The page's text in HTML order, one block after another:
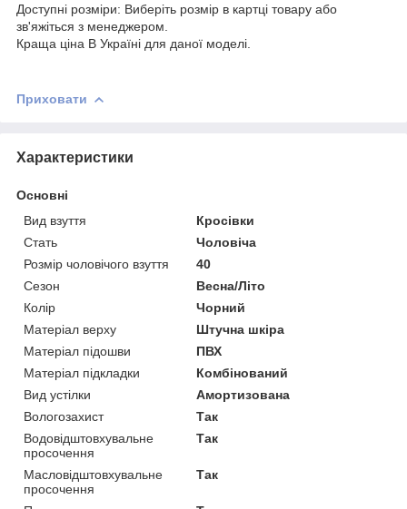
Доступні розміри: Виберіть розмір в картці товару або
зв'яжіться з менеджером.
Краща ціна В Україні для даної моделі.
Приховати
Характеристики
Основні
Вид взуття
Кросівки
Стать
Чоловіча
Розмір чоловічого взуття
40
Сезон
Весна/Літо
Колір
Чорний
Матеріал верху
Штучна шкіра
Матеріал підошви
ПВХ
Матеріал підкладки
Комбінований
Вид устілки
Амортизована
Вологозахист
Так
Водовідштовхувальне
просочення
Так
Масловідштовхувальне
просочення
Так